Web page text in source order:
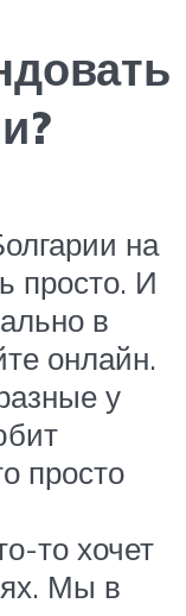
на
просто. И
в
онлайн.
у
просто
то хочет
Мы в